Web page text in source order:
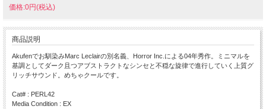
価格:0円(税込)
商品説明
Akufenでお馴染みMarc Leclairの別名義、Horror Inc.による04年秀作。ミニマルを
基調としてダーク且つアブストラクトなシンセと不穏な旋律で進行していく上質グ
リッチサウンド。めちゃクールです。
Cat# : PERL42
Media Condition : EX